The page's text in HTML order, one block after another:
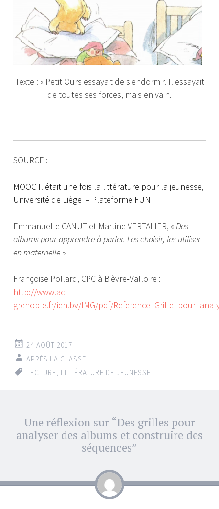
Texte : « Petit Ours essayait de s’endormir. Il essayait
de toutes ses forces, mais en vain.
SOURCE :
MOOC Il était une fois la littérature pour la jeunesse,
Université de Liège – Plateforme FUN
Emmanuelle CANUT et Martine VERTALIER, «Des
albums pour apprendre à parler. Les choisir, les utiliser
en maternelle »
Françoise Pollard, CPC à Bièvre‐Valloire :
http://www.ac-
grenoble.fr/ien.bv/IMG/pdf/
24 AOÛT 2017
APRÈS LA CLASSE
LECTURE, LITTÉRATURE DE JEUNESSE
Navigation
des
articles
Une réflexion sur “Des grilles pour
analyser des albums et construire des
séquences”